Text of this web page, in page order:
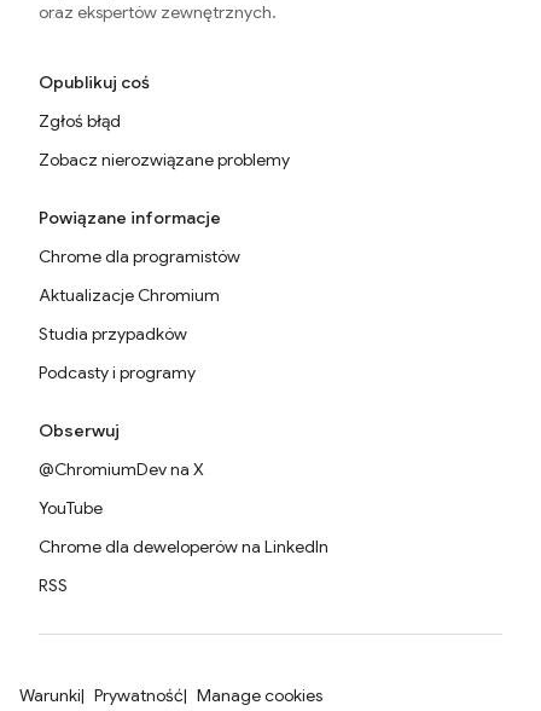
oraz ekspertów zewnętrznych.
Opublikuj coś
Zgłoś błąd
Zobacz nierozwiązane problemy
Powiązane informacje
Chrome dla programistów
Aktualizacje Chromium
Studia przypadków
Podcasty i programy
Obserwuj
@ChromiumDev na X
YouTube
Chrome dla deweloperów na LinkedIn
RSS
Warunki Prywatność Manage cookies